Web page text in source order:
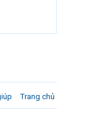
Trang chủ